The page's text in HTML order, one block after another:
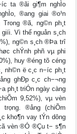
ta ®ãi gi¶m nghÌo
®ang giai ®o¹n
Trong ®ã, ng©n ph¸t
Vì thế nguån s¸ch
ng©n s¸ch ®Þa trî
chÝnh phñ vµ phi
huy ®éng tõ céng
nh©n ë c¸c n−íc ph¸t
ghÐp c¸c ch−¬ng
ph¸t triÓn ngày càng
9,52%), vµ vèn
®ång (chiÕm
kho¶n vay tÝn dông
vèn ®Ó ®Çu t− s¶n